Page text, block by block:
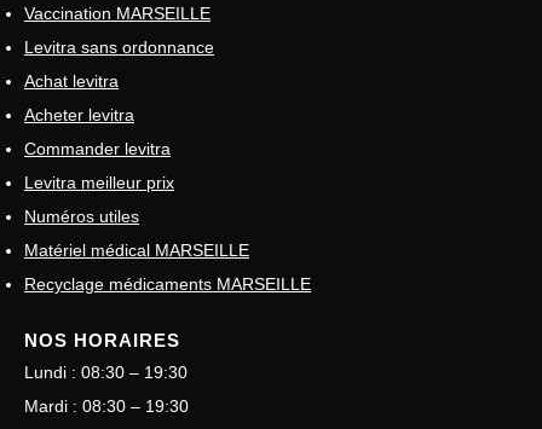
Vaccination MARSEILLE
Levitra sans ordonnance
Achat levitra
Acheter levitra
Commander levitra
Levitra meilleur prix
Numéros utiles
Matériel médical MARSEILLE
Recyclage médicaments MARSEILLE
NOS HORAIRES
Lundi : 08:30 – 19:30
Mardi : 08:30 – 19:30